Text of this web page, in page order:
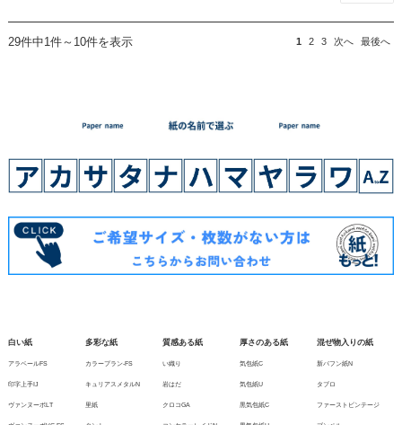
29件中1件～10件を表示 1 2 3 次へ 最後へ
白い紙
アラベールFS
印字上手IJ
ヴァンヌーボLT
多彩な紙
カラープラン-FS
キュリアスメタルN
里紙
質感ある紙
い織り
岩はだ
クロコGA
厚さのある紙
気包紙C
気包紙U
黒気包紙C
混ぜ物入りの紙
新バフン紙N
タブロ
ファーストビンテージ